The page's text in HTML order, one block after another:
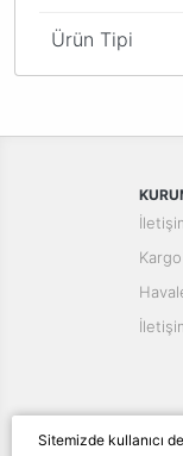
Sitemizde kullanıcı
Ürün Tipi
Ürün bilgilerinde
Ürün fiyatı diğer
Bu ürüne benzer